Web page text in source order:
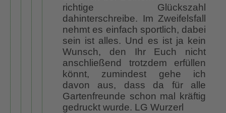
richtige Glückszahl
dahinterschreibe. Im Zweifelsfall
nehmt es einfach sportlich, dabei
sein ist alles. Und es ist ja kein
Wunsch, den Ihr Euch nicht
anschließend trotzdem erfüllen
könnt, zumindest gehe ich
davon aus, dass da für alle
Gartenfreunde schon mal kräftig
gedruckt wurde. LG Wurzerl